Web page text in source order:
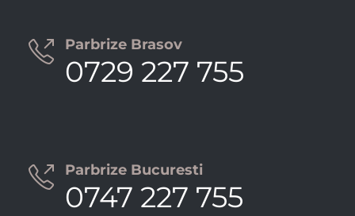
 Parbrize Brasov
0729 227 755
 Parbrize Bucuresti
0747 227 755